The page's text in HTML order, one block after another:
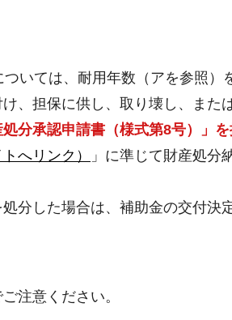
いては、耐用年数（アを参照）
、担保に供し、取り壊し、また
分承認申請書（様式第8号）」を
へリンク）
」に準じて財産処分
分した場合は、補助金の交付決
注意ください。